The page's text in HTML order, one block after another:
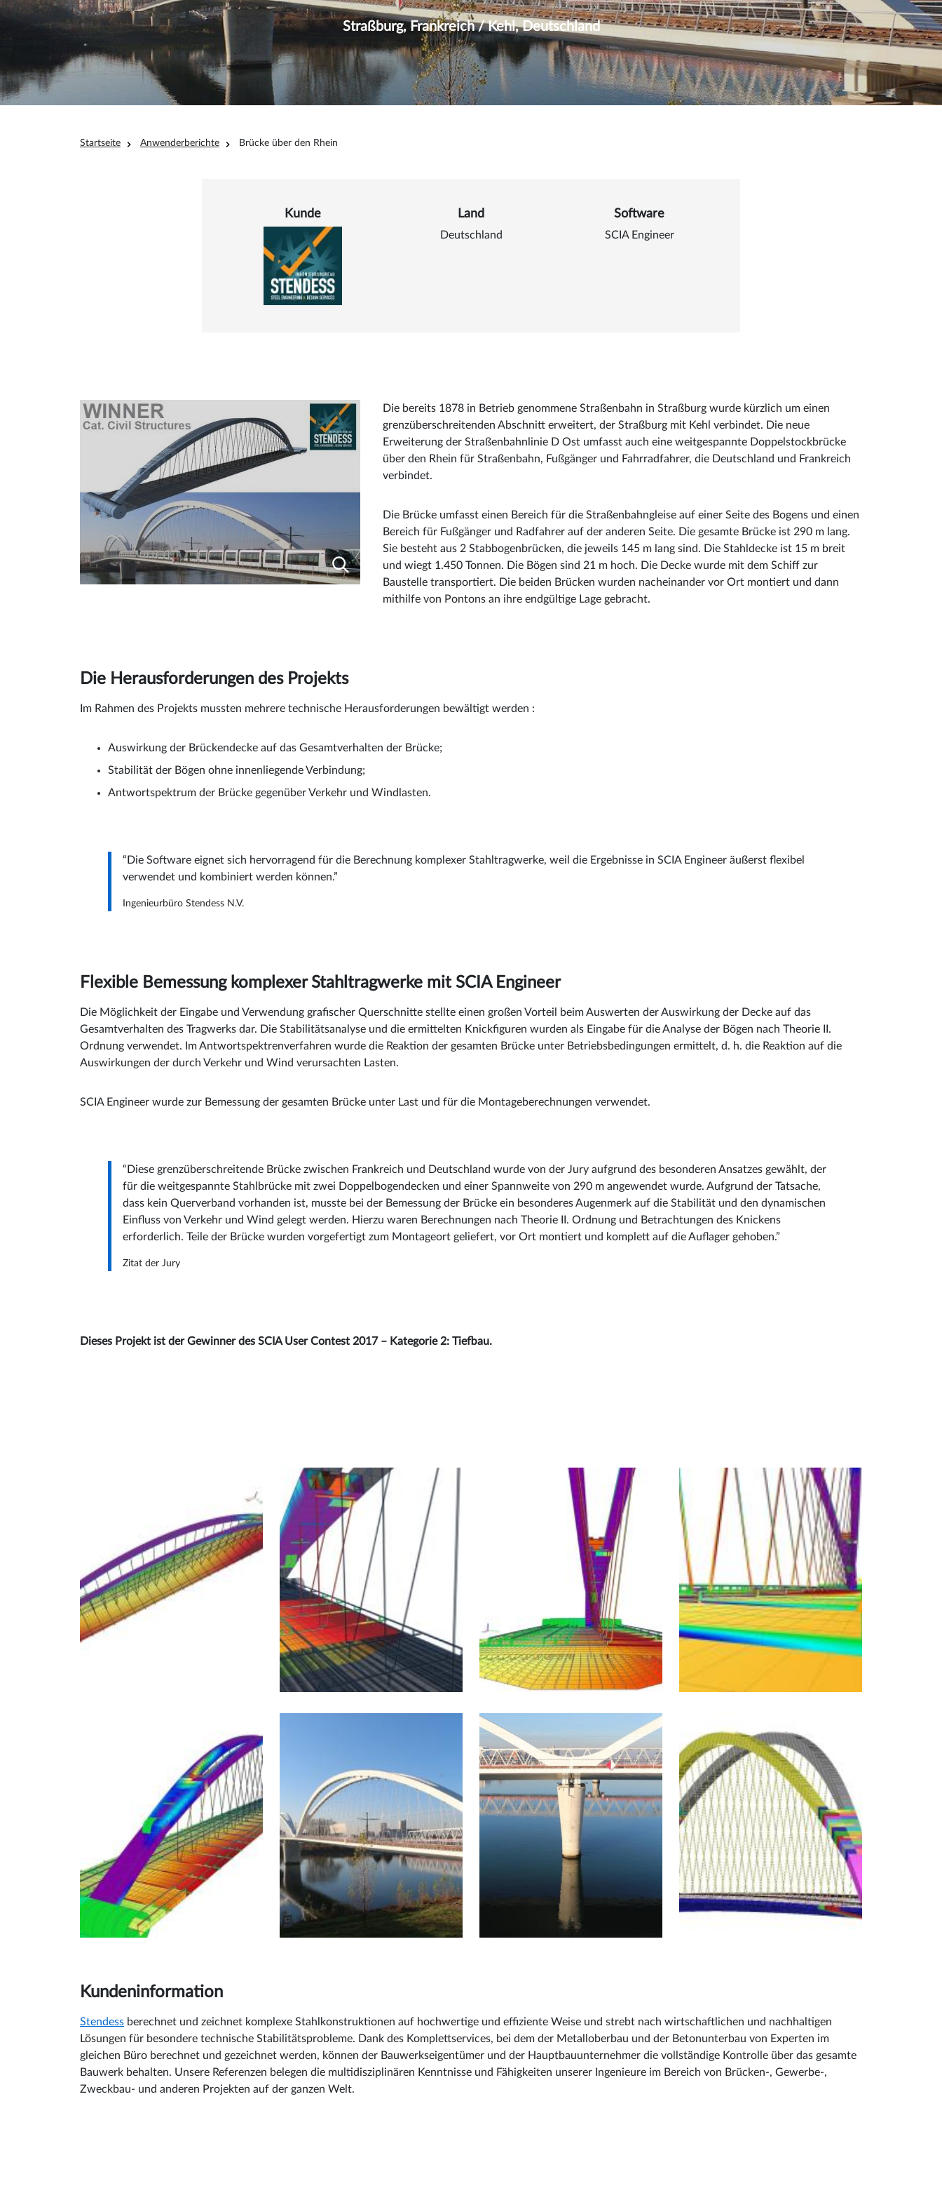
Straßburg, Frankreich / Kehl, Deutschland
Pfadnavigation
Startseite Anwenderberichte Brücke über den Rhein
Details zu Brücke über den Rhein
Kunde Land
Deutschland
Software
SCIA Engineer
Die bereits 1878 in Betrieb genommene Straßenbahn in Straßburg wurde kürzlich um einen
grenzüberschreitenden Abschnitt erweitert, der Straßburg mit Kehl verbindet. Die neue
Erweiterung der Straßenbahnlinie D Ost umfasst auch eine weitgespannte Doppelstockbrücke
über den Rhein für Straßenbahn, Fußgänger und Fahrradfahrer, die Deutschland und Frankreich
verbindet.
Die Brücke umfasst einen Bereich für die Straßenbahngleise auf einer Seite des Bogens und einen
Bereich für Fußgänger und Radfahrer auf der anderen Seite. Die gesamte Brücke ist 290 m lang.
Sie besteht aus 2 Stabbogenbrücken, die jeweils 145 m lang sind. Die Stahldecke ist 15 m breit
und wiegt 1.450 Tonnen. Die Bögen sind 21 m hoch. Die Decke wurde mit dem Schiff zur
Baustelle transportiert. Die beiden Brücken wurden nacheinander vor Ort montiert und dann
mithilfe von Pontons an ihre endgültige Lage gebracht.
Die Herausforderungen des Projekts
Im Rahmen des Projekts mussten mehrere technische Herausforderungen bewältigt werden :
Auswirkung der Brückendecke auf das Gesamtverhalten der Brücke;
Stabilität der Bögen ohne innenliegende Verbindung;
Antwortspektrum der Brücke gegenüber Verkehr und Windlasten.
“Die Software eignet sich hervorragend für die Berechnung komplexer Stahltragwerke, weil die Ergebnisse in SCIA Engineer äußerst flexibel
verwendet und kombiniert werden können.”
Ingenieurbüro Stendess N.V.
Flexible Bemessung komplexer Stahltragwerke mit SCIA Engineer
Die Möglichkeit der Eingabe und Verwendung grafischer Querschnitte stellte einen großen Vorteil beim Auswerten der Auswirkung der Decke auf das
Gesamtverhalten des Tragwerks dar. Die Stabilitätsanalyse und die ermittelten Knickfiguren wurden als Eingabe für die Analyse der Bögen nach Theorie II.
Ordnung verwendet. Im Antwortspektrenverfahren wurde die Reaktion der gesamten Brücke unter Betriebsbedingungen ermittelt, d. h. die Reaktion auf die
Auswirkungen der durch Verkehr und Wind verursachten Lasten.
SCIA Engineer wurde zur Bemessung der gesamten Brücke unter Last und für die Montageberechnungen verwendet.
“Diese grenzüberschreitende Brücke zwischen Frankreich und Deutschland wurde von der Jury aufgrund des besonderen Ansatzes gewählt, der
für die weitgespannte Stahlbrücke mit zwei Doppelbogendecken und einer Spannweite von 290 m angewendet wurde. Aufgrund der Tatsache,
dass kein Querverband vorhanden ist, musste bei der Bemessung der Brücke ein besonderes Augenmerk auf die Stabilität und den dynamischen
Einfluss von Verkehr und Wind gelegt werden. Hierzu waren Berechnungen nach Theorie II. Ordnung und Betrachtungen des Knickens
erforderlich. Teile der Brücke wurden vorgefertigt zum Montageort geliefert, vor Ort montiert und komplett auf die Auflager gehoben.”
Zitat der Jury
Dieses Projekt ist der Gewinner des SCIA User Contest 2017 – Kategorie 2: Tiefbau.
Kundeninformation
Stendess berechnet und zeichnet komplexe Stahlkonstruktionen auf hochwertige und effiziente Weise und strebt nach wirtschaftlichen und nachhaltigen
Lösungen für besondere technische Stabilitätsprobleme. Dank des Komplettservices, bei dem der Metalloberbau und der Betonunterbau von Experten im
gleichen Büro berechnet und gezeichnet werden, können der Bauwerkseigentümer und der Hauptbauunternehmer die vollständige Kontrolle über das gesamte
Bauwerk behalten. Unsere Referenzen belegen die multidisziplinären Kenntnisse und Fähigkeiten unserer Ingenieure im Bereich von Brücken-, Gewerbe-,
Zweckbau- und anderen Projekten auf der ganzen Welt.